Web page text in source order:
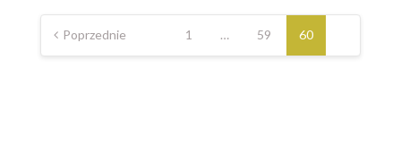
Stronicowanie
wpisów
Poprzednie 1 … 59 60